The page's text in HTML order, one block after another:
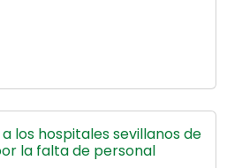
los hospitales sevillanos de
la falta de personal